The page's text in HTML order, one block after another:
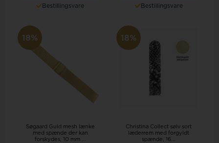
Bestillingsvare Bestillingsvare
18%
Søgaard Guld mesh lænke
med spænde der kan
forskydes, 10 mm ...
18%
Christina Collect sølv sort
læderrem med forgyldt
spænde, 16...